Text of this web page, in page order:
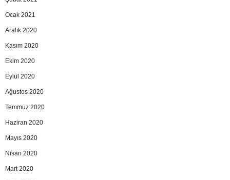
Ocak 2021
Aralık 2020
Kasım 2020
Ekim 2020
Eylül 2020
Ağustos 2020
Temmuz 2020
Haziran 2020
Mayıs 2020
Nisan 2020
Mart 2020